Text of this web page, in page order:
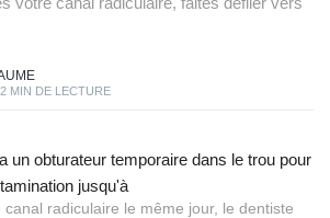
MIN DE LECTURE
canal radiculaire le même jour, le dentiste